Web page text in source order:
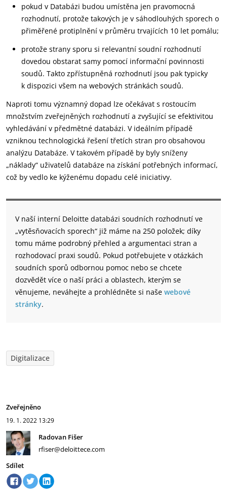
pokud v Databázi budou umístěna jen pravomocná
rozhodnutí, protože takových je v sáhodlouhých sporech o
přiměřené protiplnění v průměru trvajících 10 let pomálu;
protože strany sporu si relevantní soudní rozhodnutí
dovedou obstarat samy pomocí informační povinnosti
soudů. Takto zpřístupněná rozhodnutí jsou pak typicky
k dispozici všem na webových stránkách soudů.
Naproti tomu významný dopad lze očekávat s rostoucím
množstvím zveřejněných rozhodnutí a zvyšující se efektivitou
vyhledávání v předmětné databázi. V ideálním případě
vzniknou technologická řešení třetích stran pro obsahovou
analýzu Databáze. V takovém případě by byly sníženy
„náklady“ uživatelů databáze na získání potřebných informací,
což by vedlo ke kýženému dopadu celé iniciativy.
V naší interní Deloitte databázi soudních rozhodnutí ve
„vytěsňovacích sporech“ již máme na 250 položek; díky
tomu máme podrobný přehled a argumentaci stran a
rozhodovací praxi soudů. Pokud potřebujete v otázkách
soudních sporů odbornou pomoc nebo se chcete
dozvědět více o naší práci a oblastech, kterým se
věnujeme, neváhejte a prohlédněte si naše webové
stránky.
Digitalizace
Zveřejněno
19. 1. 2022 13:29
Radovan Fišer
rfiser@deloittece.com
Sdílet